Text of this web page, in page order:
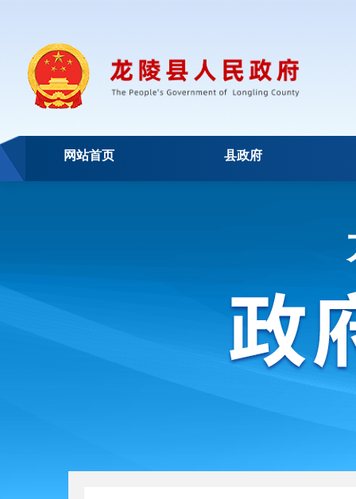
网站首页 县政府